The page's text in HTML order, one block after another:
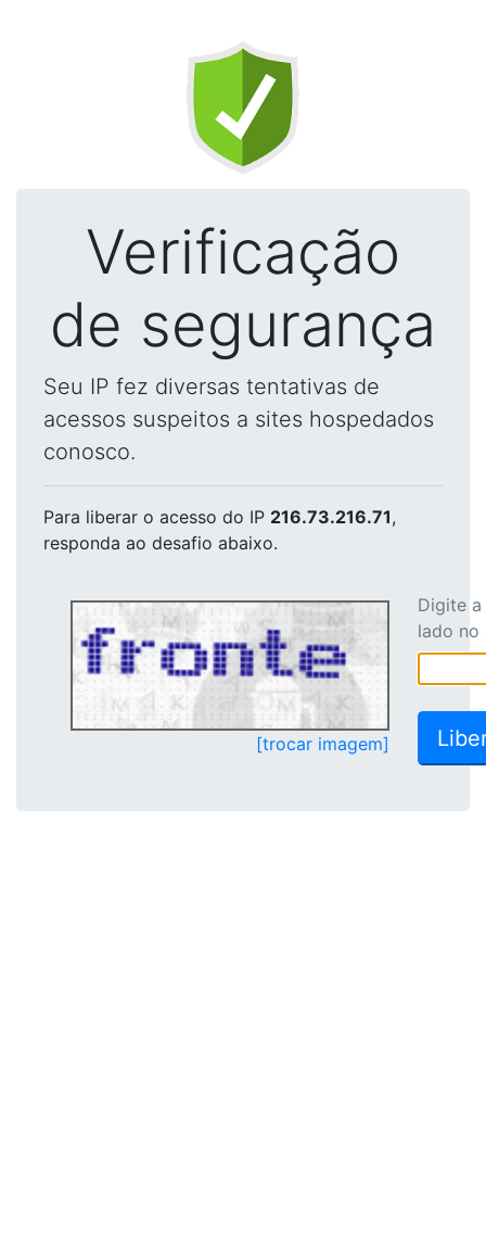
Verificação
de segurança
Seu IP fez diversas tentativas de
acessos suspeitos a sites hospedados
conosco.
Para liberar o acesso do IP 216.73.216.71,
responda ao desafio abaixo.
[trocar imagem]
Digite
lado no